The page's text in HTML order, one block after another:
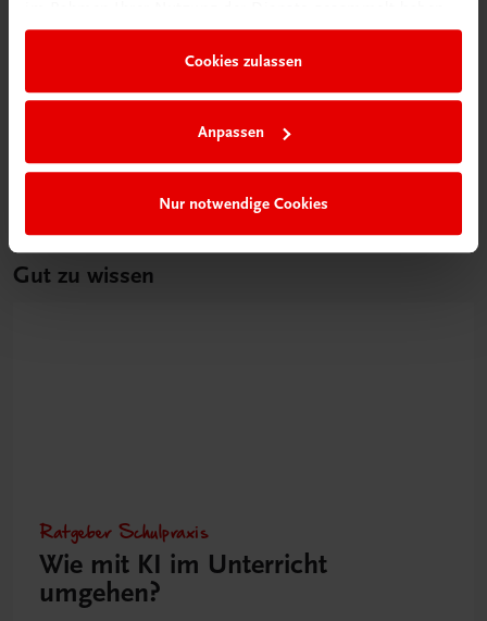
Cookies zulassen
Anpassen
Nur notwendige Cookies
Neuer Lehrplan
Musterbände bestellen
Gut zu wissen
Ratgeber Schulpraxis
Wie mit KI im Unterricht
umgehen?